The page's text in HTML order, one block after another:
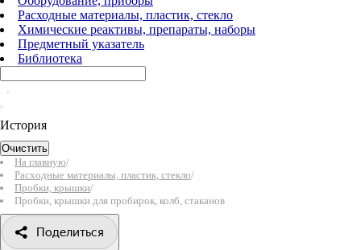
Расходные материалы, пластик, стекло
Химические реактивы, препараты, наборы
Предметный указатель
Библиотека
История
Очистить
На главную/
Расходные материалы, пластик, стекло/
Пробки, крышки/
Пробки, крышки для пробирок, колб, стаканов
Поделиться